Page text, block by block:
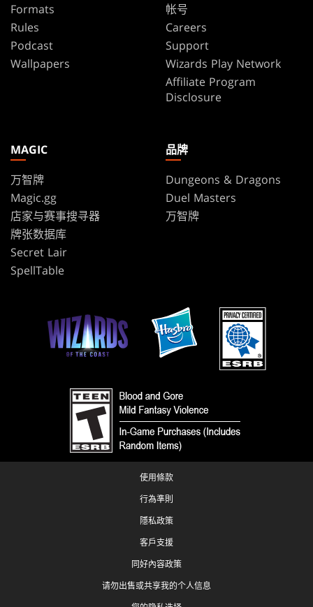
Formats
Rules
Podcast
Wallpapers
帐号
Careers
Support
Wizards Play Network
Affiliate Program
Disclosure
MAGIC
万智牌
Magic.gg
店家与赛事搜寻器
牌张数据库
Secret Lair
SpellTable
品牌
Dungeons & Dragons
Duel Masters
万智牌
使用條款
行為準則
隱私政策
客戶支援
同好內容政策
请勿出售或共享我的个人信息